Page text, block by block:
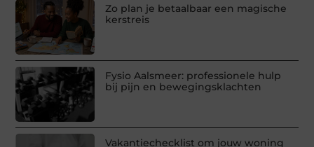
Zo plan je betaalbaar een magische
kerstreis
Fysio Aalsmeer: professionele hulp
bij pijn en bewegingsklachten
Vakantiechecklist om jouw woning